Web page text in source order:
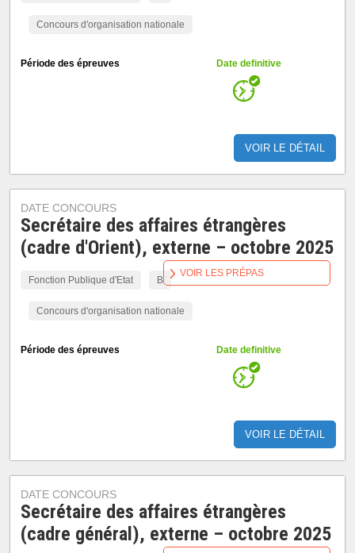
Concours d'organisation nationale
Période des épreuves Date definitive
VOIR LE DÉTAIL
DATE CONCOURS
Secrétaire des affaires étrangères
(cadre d'Orient), externe – octobre 2025
Fonction Publique d'Etat B
Concours d'organisation nationale
Période des épreuves Date definitive
VOIR LE DÉTAIL
VOIR LES PRÉPAS
DATE CONCOURS
Secrétaire des affaires étrangères
(cadre général), externe – octobre 2025